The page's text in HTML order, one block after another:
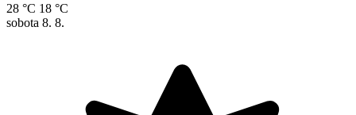
28 °C 18 °C
sobota 8. 8.